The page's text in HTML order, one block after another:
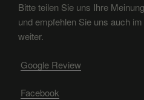
Bitte teilen Sie uns Ihre
und empfehlen Sie uns auch
weiter.
Google Review
Facebook